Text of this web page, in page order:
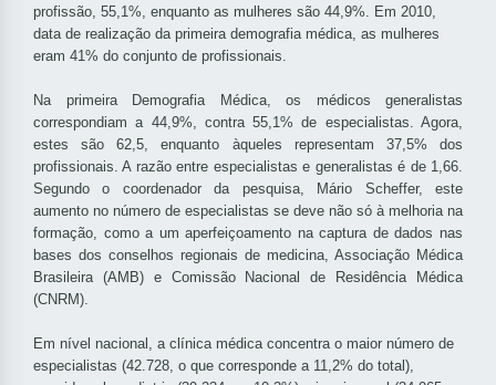
profissão, 55,1%, enquanto as mulheres são 44,9%. Em 2010,
data de realização da primeira demografia médica, as mulheres
eram 41% do conjunto de profissionais.
Na primeira Demografia Médica, os médicos generalistas
correspondiam a 44,9%, contra 55,1% de especialistas. Agora,
estes são 62,5, enquanto àqueles representam 37,5% dos
profissionais. A razão entre especialistas e generalistas é de 1,66.
Segundo o coordenador da pesquisa, Mário Scheffer, este
aumento no número de especialistas se deve não só à melhoria na
formação, como a um aperfeiçoamento na captura de dados nas
bases dos conselhos regionais de medicina, Associação Médica
Brasileira (AMB) e Comissão Nacional de Residência Médica
(CNRM).
Em nível nacional, a clínica médica concentra o maior número de
especialistas (42.728, o que corresponde a 11,2% do total),